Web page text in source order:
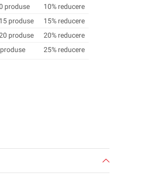
produse
10% reducere
produse
15% reducere
produse
20% reducere
25% reducere